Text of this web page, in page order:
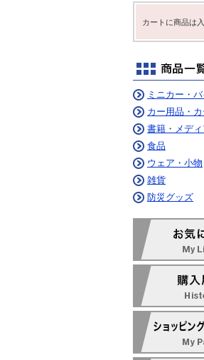
カートに商品は
ミニカー・バ
カー用品・
書籍・メディ
食品
ウェア・小物
雑貨
防災グッズ